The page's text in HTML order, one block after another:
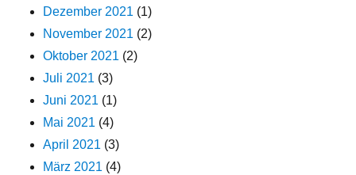
Dezember 2021 (1)
November 2021 (2)
Oktober 2021 (2)
Juli 2021 (3)
Juni 2021 (1)
Mai 2021 (4)
April 2021 (3)
März 2021 (4)